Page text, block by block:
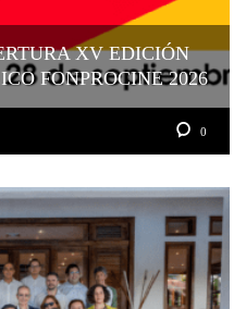
XV EDICIÓN
FONPROCINE 2026
0